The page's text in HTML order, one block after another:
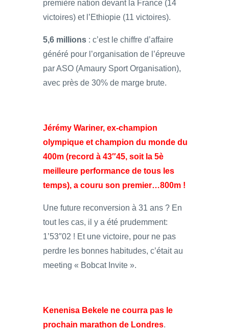
première nation devant la France (14
victoires) et l’Ethiopie (11 victoires).
5,6 millions : c’est le chiffre d’affaire
généré pour l’organisation de l’épreuve
par ASO (Amaury Sport Organisation),
avec près de 30% de marge brute.
Jérémy Wariner, ex-champion
olympique et champion du monde du
400m (record à 43″45, soit la 5è
meilleure performance de tous les
temps), a couru son premier…800m !
Une future reconversion à 31 ans ? En
tout les cas, il y a été prudemment:
1’53″02 ! Et une victoire, pour ne pas
perdre les bonnes habitudes, c’était au
meeting « Bobcat Invite ».
Kenenisa Bekele ne courra pas le
prochain marathon de Londres.